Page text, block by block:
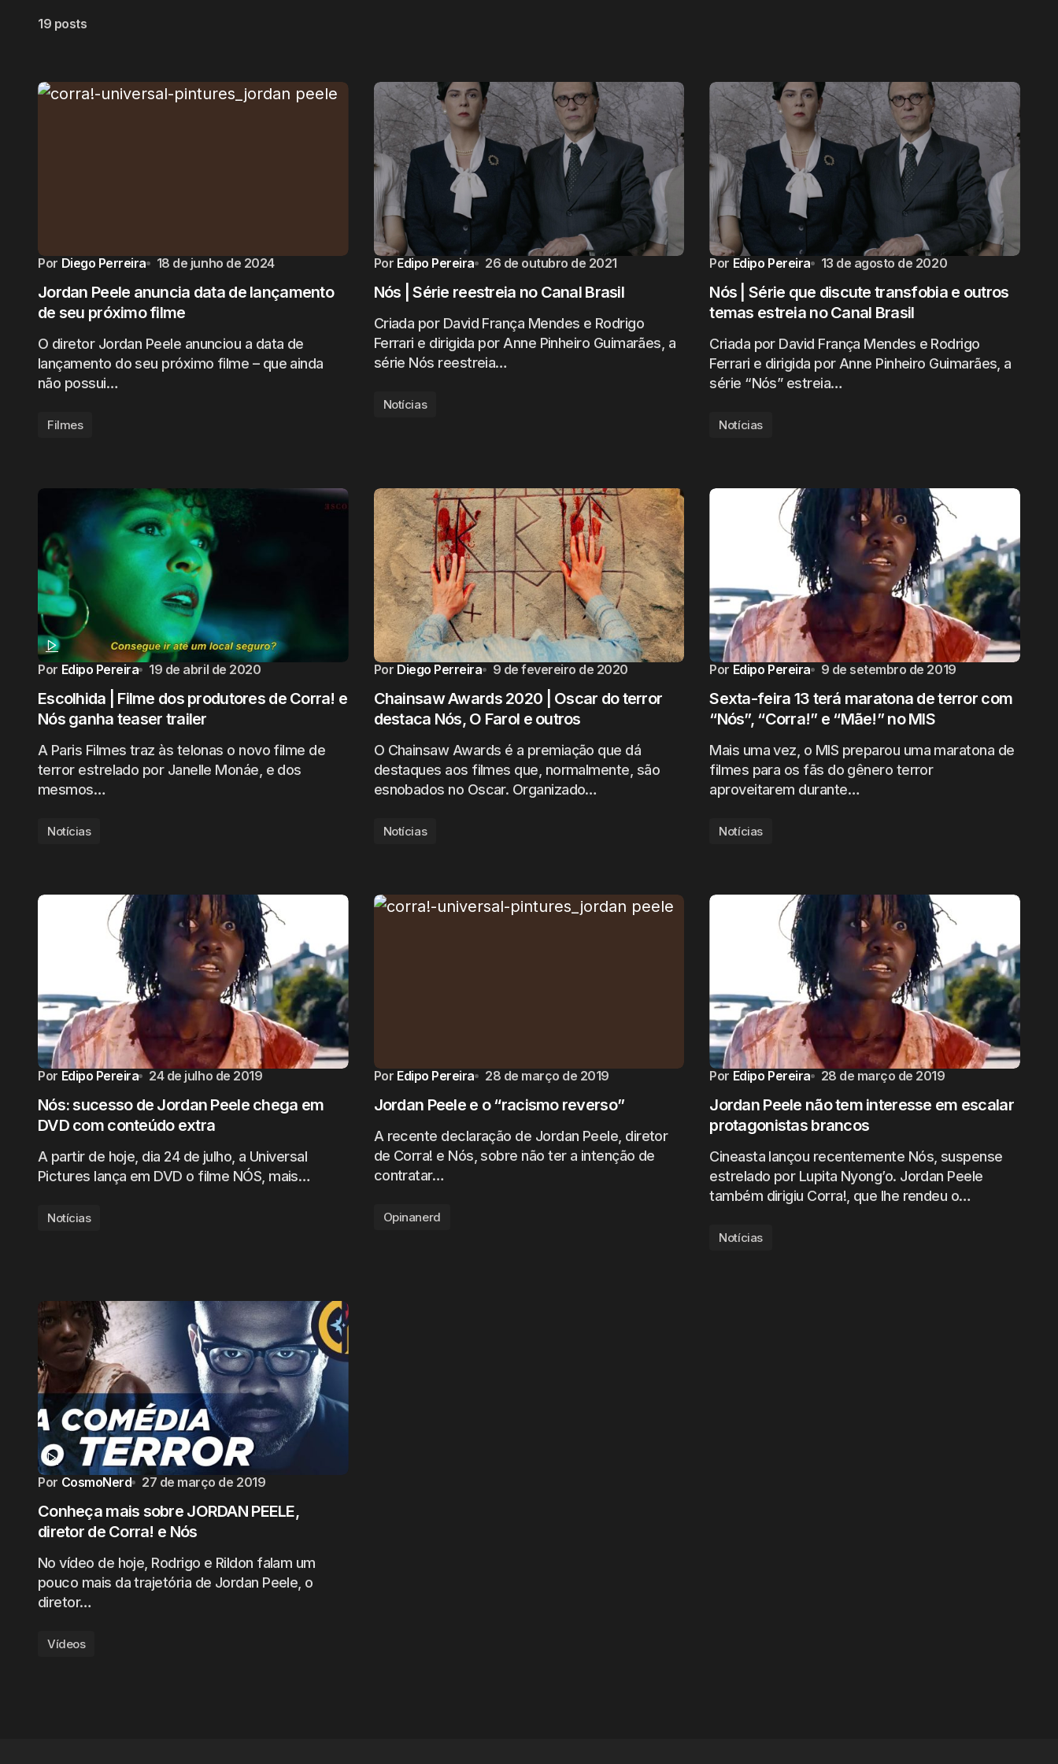
19 posts
Por Diego Perreira 18 de junho de 2024
Jordan Peele anuncia data de lançamento
de seu próximo filme
O diretor Jordan Peele anunciou a data de
lançamento do seu próximo filme – que ainda
não possui…
Filmes
Por Edipo Pereira 26 de outubro de 2021
Nós | Série reestreia no Canal Brasil
Criada por David França Mendes e Rodrigo
Ferrari e dirigida por Anne Pinheiro Guimarães, a
série Nós reestreia…
Notícias
Por Edipo Pereira 13 de agosto de 2020
Nós | Série que discute transfobia e outros
temas estreia no Canal Brasil
Criada por David França Mendes e Rodrigo
Ferrari e dirigida por Anne Pinheiro Guimarães, a
série “Nós” estreia…
Notícias
Por Edipo Pereira 19 de abril de 2020
Escolhida | Filme dos produtores de Corra! e
Nós ganha teaser trailer
A Paris Filmes traz às telonas o novo filme de
terror estrelado por Janelle Monáe, e dos
mesmos…
Notícias
Por Diego Perreira 9 de fevereiro de 2020
Chainsaw Awards 2020 | Oscar do terror
destaca Nós, O Farol e outros
O Chainsaw Awards é a premiação que dá
destaques aos filmes que, normalmente, são
esnobados no Oscar. Organizado…
Notícias
Por Edipo Pereira 9 de setembro de 2019
Sexta-feira 13 terá maratona de terror com
“Nós”, “Corra!” e “Mãe!” no MIS
Mais uma vez, o MIS preparou uma maratona de
filmes para os fãs do gênero terror
aproveitarem durante…
Notícias
Por Edipo Pereira 24 de julho de 2019
Nós: sucesso de Jordan Peele chega em
DVD com conteúdo extra
A partir de hoje, dia 24 de julho, a Universal
Pictures lança em DVD o filme NÓS, mais…
Notícias
Por Edipo Pereira 28 de março de 2019
Jordan Peele e o “racismo reverso”
A recente declaração de Jordan Peele, diretor
de Corra! e Nós, sobre não ter a intenção de
contratar…
Opinanerd
Por Edipo Pereira 28 de março de 2019
Jordan Peele não tem interesse em escalar
protagonistas brancos
Cineasta lançou recentemente Nós, suspense
estrelado por Lupita Nyong’o. Jordan Peele
também dirigiu Corra!, que lhe rendeu o…
Notícias
Por CosmoNerd 27 de março de 2019
Conheça mais sobre JORDAN PEELE,
diretor de Corra! e Nós
No vídeo de hoje, Rodrigo e Rildon falam um
pouco mais da trajetória de Jordan Peele, o
diretor…
Vídeos